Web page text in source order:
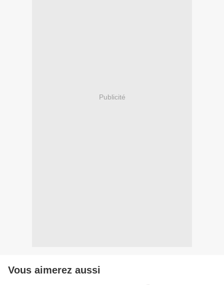
Publicité
Vous aimerez aussi